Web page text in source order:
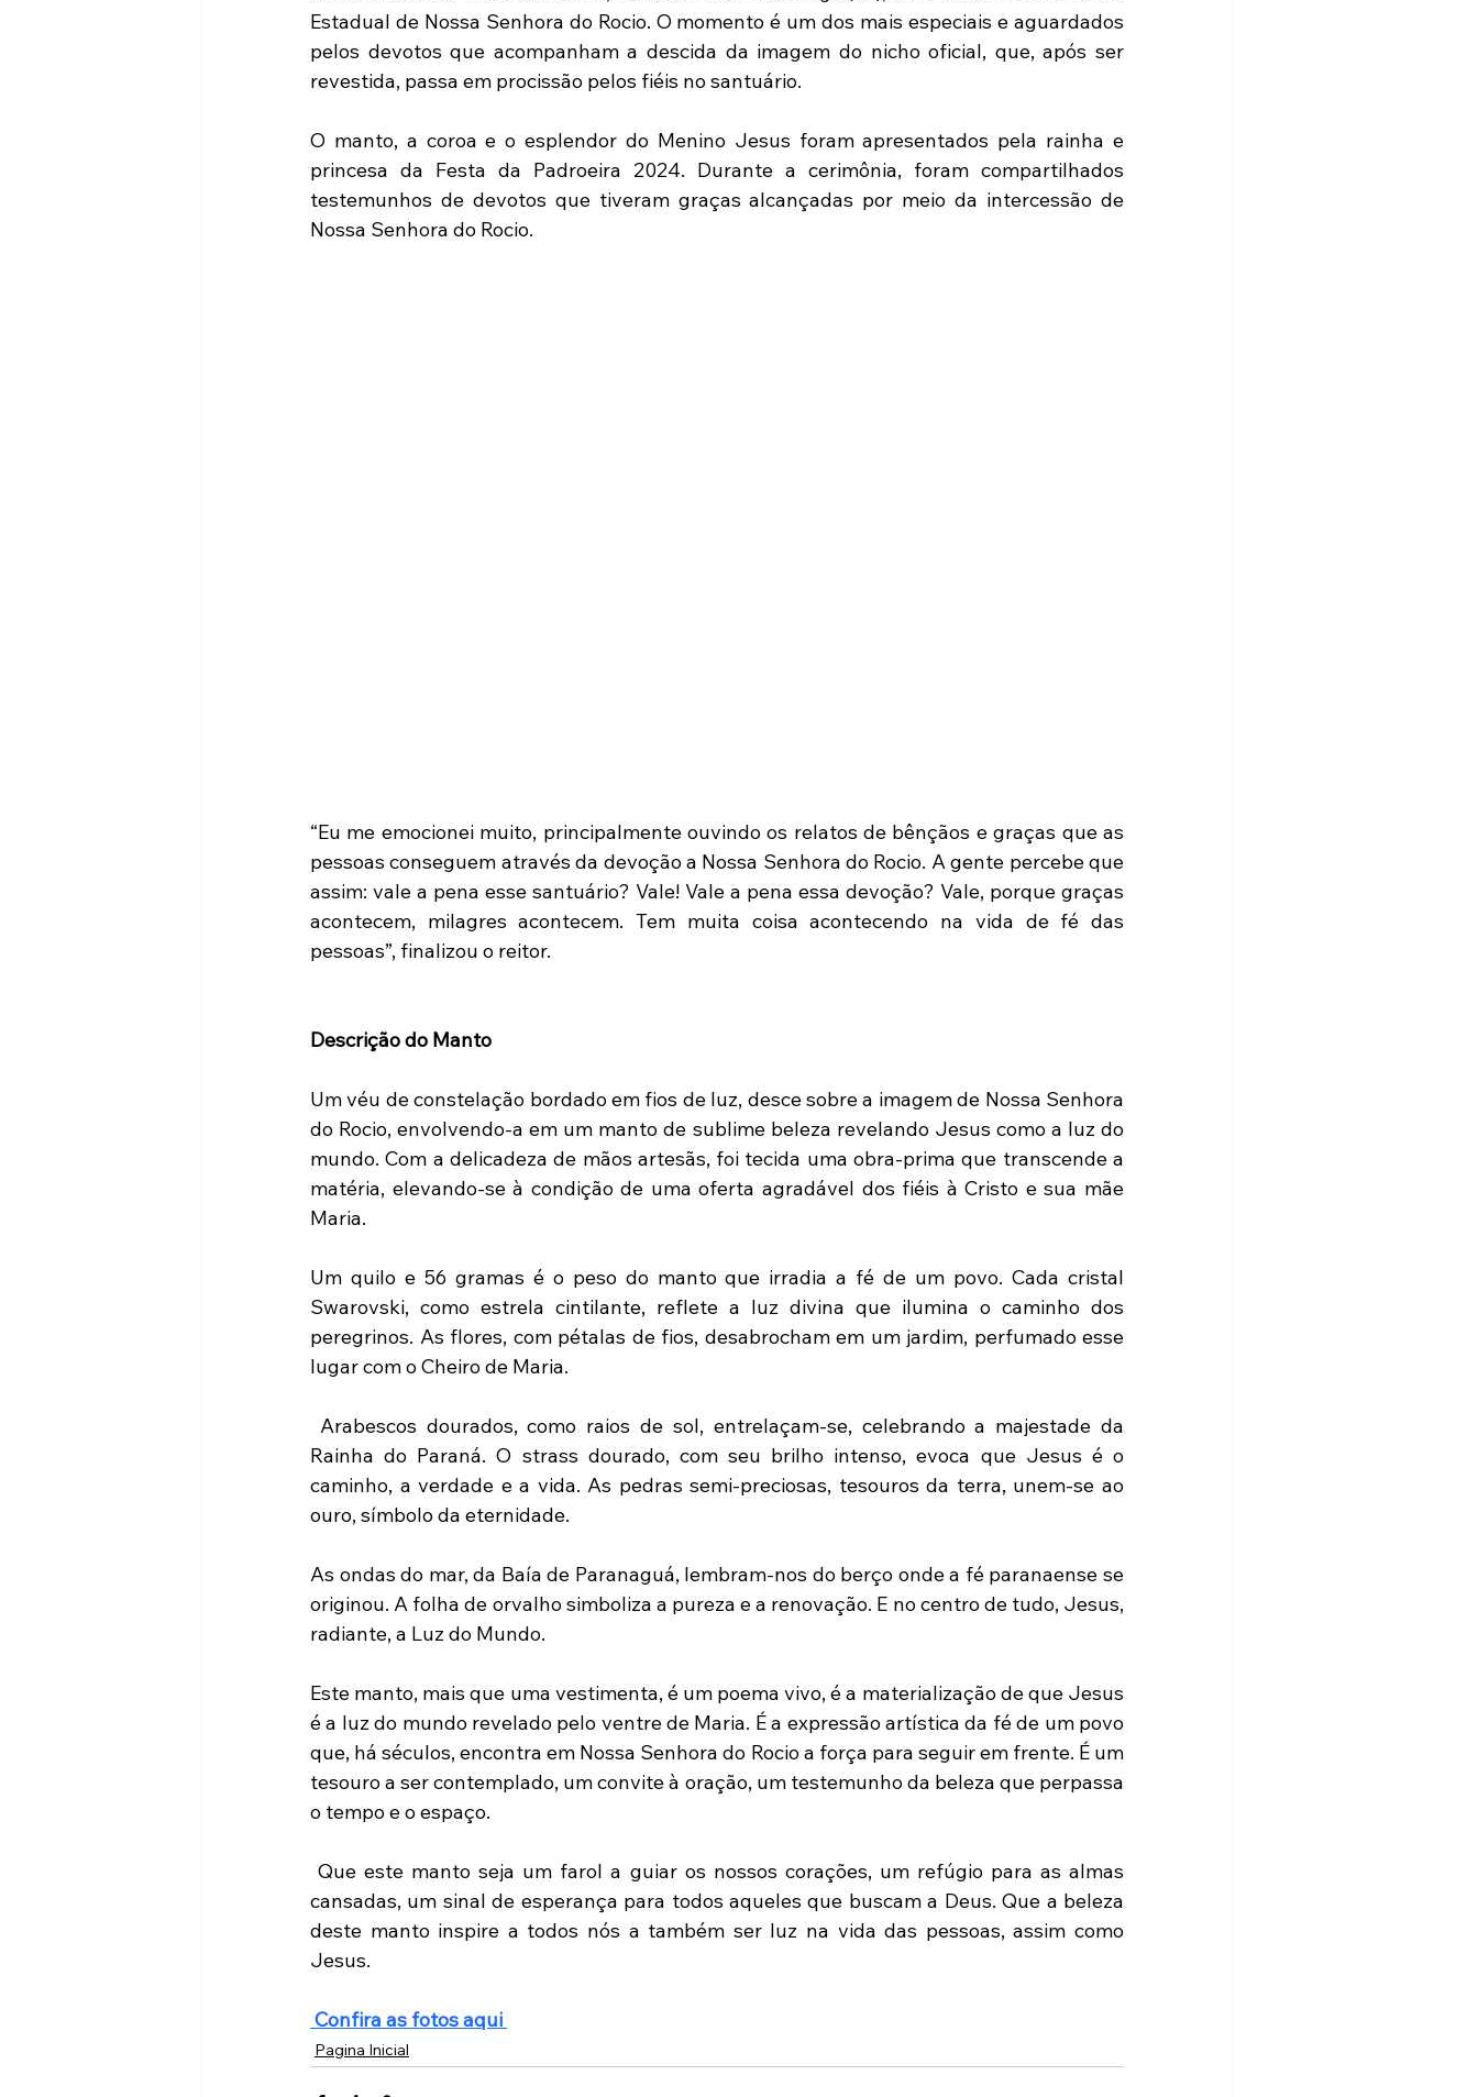
Estadual de Nossa Senhora do Rocio. O momento é um dos mais especiais e aguardados
pelos devotos que acompanham a descida da imagem do nicho oficial, que, após ser
revestida, passa em procissão pelos fiéis no santuário.
O manto, a coroa e o esplendor do Menino Jesus foram apresentados pela rainha e
princesa da Festa da Padroeira 2024. Durante a cerimônia, foram compartilhados
testemunhos de devotos que tiveram graças alcançadas por meio da intercessão de
Nossa Senhora do Rocio.
“Eu me emocionei muito, principalmente ouvindo os relatos de bênçãos e graças que as
pessoas conseguem através da devoção a Nossa Senhora do Rocio. A gente percebe que
assim: vale a pena esse santuário? Vale! Vale a pena essa devoção? Vale, porque graças
acontecem, milagres acontecem. Tem muita coisa acontecendo na vida de fé das
pessoas”, finalizou o reitor.
Descrição do Manto
Um véu de constelação bordado em fios de luz, desce sobre a imagem de Nossa Senhora
do Rocio, envolvendo-a em um manto de sublime beleza revelando Jesus como a luz do
mundo. Com a delicadeza de mãos artesãs, foi tecida uma obra-prima que transcende a
matéria, elevando-se à condição de uma oferta agradável dos fiéis à Cristo e sua mãe
Maria.
Um quilo e 56 gramas é o peso do manto que irradia a fé de um povo. Cada cristal
Swarovski, como estrela cintilante, reflete a luz divina que ilumina o caminho dos
peregrinos. As flores, com pétalas de fios, desabrocham em um jardim, perfumado esse
lugar com o Cheiro de Maria.
Arabescos dourados, como raios de sol, entrelaçam-se, celebrando a majestade da
Rainha do Paraná. O strass dourado, com seu brilho intenso, evoca que Jesus é o
caminho, a verdade e a vida. As pedras semi-preciosas, tesouros da terra, unem-se ao
ouro, símbolo da eternidade.
As ondas do mar, da Baía de Paranaguá, lembram-nos do berço onde a fé paranaense se
originou. A folha de orvalho simboliza a pureza e a renovação. E no centro de tudo, Jesus,
radiante, a Luz do Mundo.
Este manto, mais que uma vestimenta, é um poema vivo, é a materialização de que Jesus
é a luz do mundo revelado pelo ventre de Maria. É a expressão artística da fé de um povo
que, há séculos, encontra em Nossa Senhora do Rocio a força para seguir em frente. É um
tesouro a ser contemplado, um convite à oração, um testemunho da beleza que perpassa
o tempo e o espaço.
Que este manto seja um farol a guiar os nossos corações, um refúgio para as almas
cansadas, um sinal de esperança para todos aqueles que buscam a Deus. Que a beleza
deste manto inspire a todos nós a também ser luz na vida das pessoas, assim como
Jesus.
Confira as fotos aqui
Pagina Inicial